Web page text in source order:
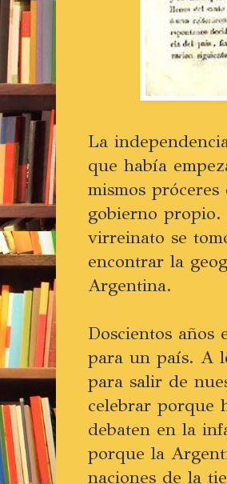
La
que había
mismos
gobierno propio.
virreinato se
encontrar la
Argentina.
Doscientos años
para un país. A
para salir de
celebrar porque
debaten en la
porque la
naciones de la